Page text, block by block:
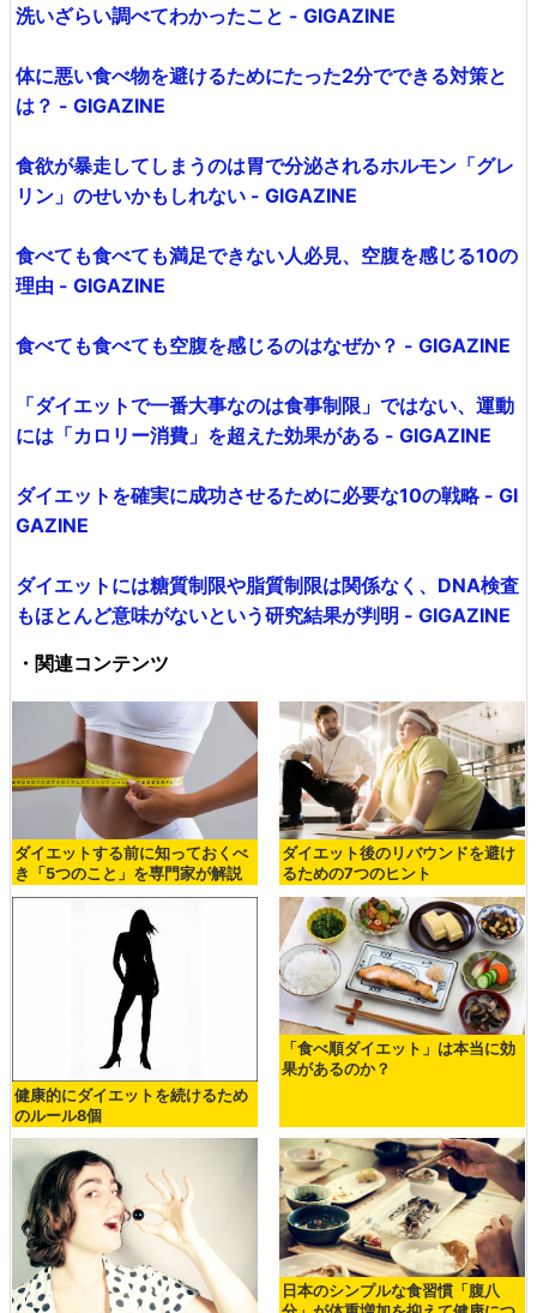
洗いざらい調べてわかったこと - GIGAZINE
体に悪い食べ物を避けるためにたった2分でできる対策と
は？ - GIGAZINE
食欲が暴走してしまうのは胃で分泌されるホルモン「グレ
リン」のせいかもしれない - GIGAZINE
食べても食べても満足できない人必見、空腹を感じる10の
理由 - GIGAZINE
食べても食べても空腹を感じるのはなぜか？ - GIGAZINE
「ダイエットで一番大事なのは食事制限」ではない、運動
には「カロリー消費」を超えた効果がある - GIGAZINE
ダイエットを確実に成功させるために必要な10の戦略 - GI
GAZINE
ダイエットには糖質制限や脂質制限は関係なく、DNA検査
もほとんど意味がないという研究結果が判明 - GIGAZINE
・関連コンテンツ
ダイエットする前に知っておくべ
き「5つのこと」を専門家が解説
ダイエット後のリバウンドを避け
るための7つのヒント
健康的にダイエットを続けるため
のルール8個
「食べ順ダイエット」は本当に効
果があるのか？
日本のシンプルな食習慣「腹八